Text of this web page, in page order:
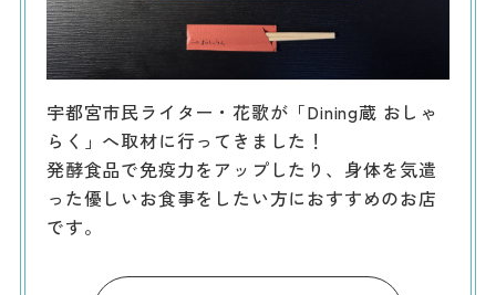
宇都宮市民ライター・花歌が「Dining蔵 おしゃ
らく」へ取材に行ってきました！
発酵食品で免疫力をアップしたり、身体を気遣
った優しいお食事をしたい方におすすめのお店
です。